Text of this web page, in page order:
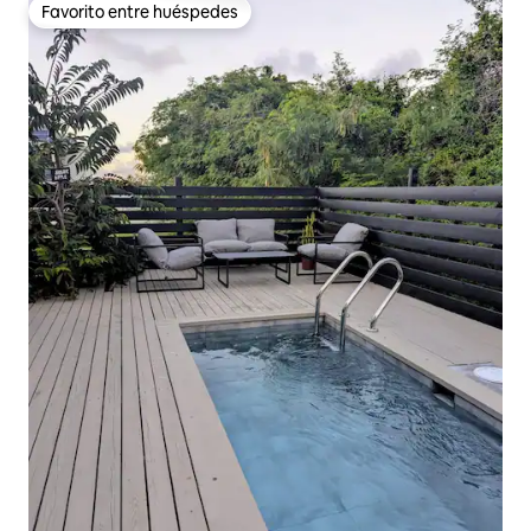
Favorito entre huéspedes
Favorito entre huéspedes